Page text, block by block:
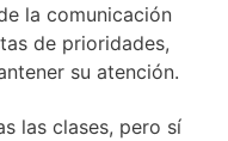
la comunicación
de prioridades,
su atención.
las clases, pero sí